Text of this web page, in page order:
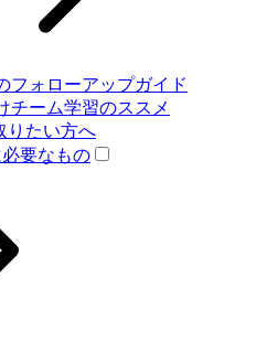
フォローアップガイド
チーム学習のススメ
りたい方へ
要なもの